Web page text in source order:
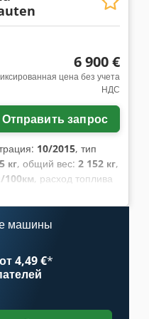
6 900 €
цена без учета
НДС
Отправить запрос
10/2015, тип
кг, общий вес: 2 152 кг,
100км, расход топлива
, количество мест:2,
ABS,
раздвижная
машины
4,49 €*